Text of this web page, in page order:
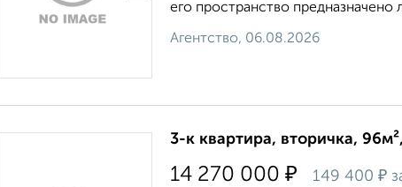
его пространство
Агентство, 06.08.2026
3-к квартира, вторичка,
14 270 000 ₽ 149 400 ₽